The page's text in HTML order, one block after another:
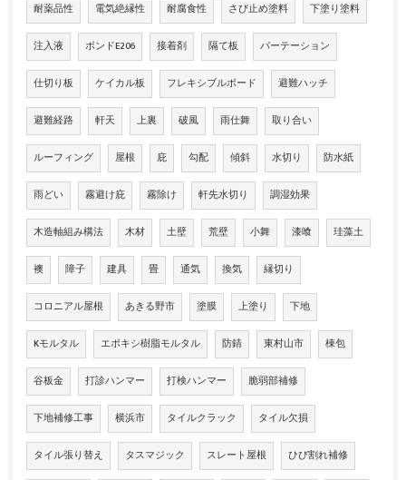
耐薬品性 電気絶縁性 耐腐食性 さび止め塗料 下塗り塗料
注入液 ボンドE206 接着剤 隔て板 パーテーション
仕切り板 ケイカル板 フレキシブルボード 避難ハッチ
避難経路 軒天 上裏 破風 雨仕舞 取り合い
ルーフィング 屋根 庇 勾配 傾斜 水切り 防水紙
雨どい 霧避け庇 霧除け 軒先水切り 調湿効果
木造軸組み構法 木材 土壁 荒壁 小舞 漆喰 珪藻土
襖 障子 建具 畳 通気 換気 縁切り
コロニアル屋根 あきる野市 塗膜 上塗り 下地
Kモルタル エポキシ樹脂モルタル 防錆 東村山市 棟包
谷板金 打診ハンマー 打検ハンマー 脆弱部補修
下地補修工事 横浜市 タイルクラック タイル欠損
タイル張り替え タスマジック スレート屋根 ひび割れ補修